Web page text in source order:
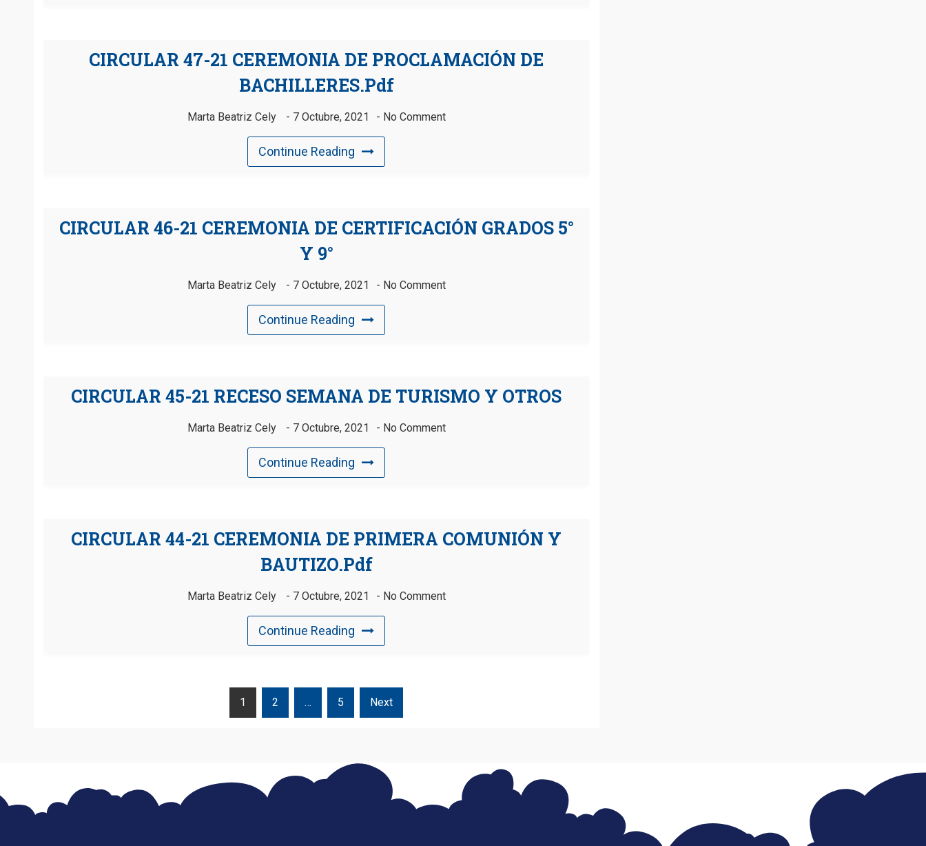
CIRCULAR 47-21 CEREMONIA DE PROCLAMACIÓN DE
BACHILLERES.pdf
Marta Beatriz Cely 7 Octubre, 2021 No Comment
Continue Reading
CIRCULAR 46-21 CEREMONIA DE CERTIFICACIÓN GRADOS 5°
Y 9°
Marta Beatriz Cely 7 Octubre, 2021 No Comment
Continue Reading
CIRCULAR 45-21 RECESO SEMANA DE TURISMO Y OTROS
Marta Beatriz Cely 7 Octubre, 2021 No Comment
Continue Reading
CIRCULAR 44-21 CEREMONIA DE PRIMERA COMUNIÓN Y
BAUTIZO.pdf
Marta Beatriz Cely 7 Octubre, 2021 No Comment
Continue Reading
1 2 … 5 Next